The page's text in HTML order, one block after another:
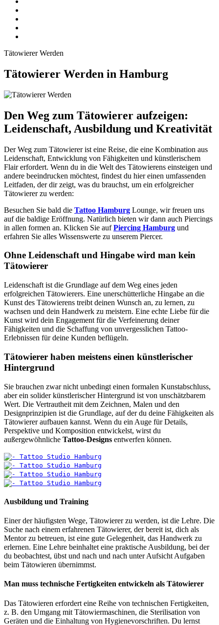
Tätowierer Werden
Tätowierer Werden in Hamburg
Den Weg zum Tätowierer aufzeigen:
Leidenschaft, Ausbildung und Kreativität
Der Weg zum Tätowierer ist eine Reise, die eine Kombination aus
Leidenschaft, Entwicklung von Fähigkeiten und künstlerischem
Flair erfordert. Wenn du in die Welt des Tätowierens einsteigen und
andere beeindrucken möchtest, findest du hier einen umfassenden
Leitfaden, der dir zeigt, was du brauchst, um ein erfolgreicher
Tätowierer zu werden:
Besuchen Sie bald die Tattoo Hamburg Lounge, wir freuen uns
auf die baldige Eröffnung. Natürlich bieten wir dann auch Piercings
in allen formen an. Klicken Sie auf Piercing Hamburg und
erfahren Sie alles Wissenswerte zu unserem Piercer.
Ohne Leidenschaft und Hingabe wird man kein
Tätowierer
Leidenschaft ist die Grundlage auf dem Weg eines jeden
erfolgreichen Tätowierers. Eine unerschütterliche Hingabe an die
Kunst des Tätowierens treibt deinen Wunsch an, zu lernen, zu
wachsen und dein Handwerk zu meistern. Eine echte Liebe für die
Kunst wird dein Engagement für die Verfeinerung deiner
Fähigkeiten und die Schaffung von unvergesslichen Tattoo-
Erlebnissen für deine Kunden beflügeln.
Tätowierer haben meistens einen künstlerischer
Hintergrund
Sie brauchen zwar nicht unbedingt einen formalen Kunstabschluss,
aber ein solider künstlerischer Hintergrund ist von unschätzbarem
Wert. Die Vertrautheit mit dem Zeichnen, Malen und den
Designprinzipien ist die Grundlage, auf der du deine Fähigkeiten als
Tätowierer aufbauen kannst. Wenn du ein Auge für Details,
Perspektive und Komposition entwickelst, wirst du
außergewöhnliche Tattoo-Designs entwerfen können.
Ausbildung und Training
Einer der häufigsten Wege, Tätowierer zu werden, ist die Lehre. Die
Suche nach einem erfahrenen Tätowierer, der bereit ist, dich als
Mentor zu betreuen, ist eine gute Gelegenheit, das Handwerk zu
erlernen. Eine Lehre beinhaltet eine praktische Ausbildung, bei der
du beobachtest, übst und nach und nach unter Aufsicht Aufgaben
beim Tätowieren übernimmst.
Man muss technische Fertigkeiten entwickeln als Tätowierer
Das Tätowieren erfordert eine Reihe von technischen Fertigkeiten,
z. B. den Umgang mit Tätowiermaschinen, die Sterilisation von
Geräten und die Einhaltung von Hygienevorschriften. Du lernst